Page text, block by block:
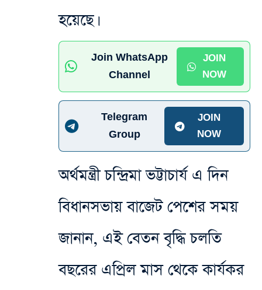
হয়েছে।
Join WhatsApp
Channel
JOIN
NOW
Telegram
Group
JOIN
NOW
অর্থমন্ত্রী চন্দ্রিমা ভট্টাচার্য এ দিন
বিধানসভায় বাজেট পেশের সময়
জানান, এই বেতন বৃদ্ধি চলতি
বছরের এপ্রিল মাস থেকে কার্যকর